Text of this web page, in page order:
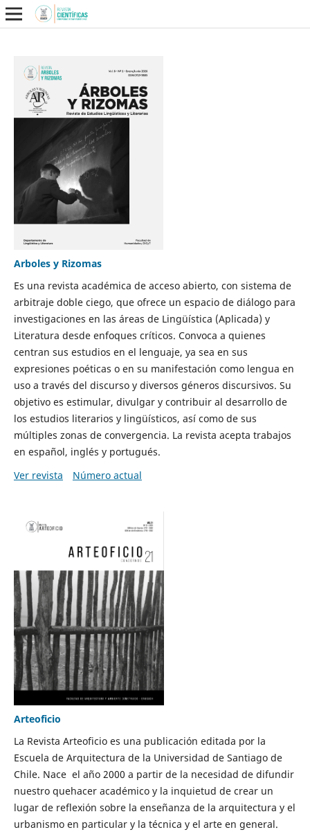
Arboles y Rizomas
Es una revista académica de acceso abierto, con sistema de
arbitraje doble ciego, que ofrece un espacio de diálogo para
investigaciones en las áreas de Lingüística (Aplicada) y
Literatura desde enfoques críticos. Convoca a quienes
centran sus estudios en el lenguaje, ya sea en sus
expresiones poéticas o en su manifestación como lengua en
uso a través del discurso y diversos géneros discursivos. Su
objetivo es estimular, divulgar y contribuir al desarrollo de
los estudios literarios y lingüísticos, así como de sus
múltiples zonas de convergencia. La revista acepta trabajos
en español, inglés y portugués.
Ver revista
Número actual
Arteoficio
La Revista Arteoficio es una publicación editada por la
Escuela de Arquitectura de la Universidad de Santiago de
Chile. Nace el año 2000 a partir de la necesidad de difundir
nuestro quehacer académico y la inquietud de crear un
lugar de reflexión sobre la enseñanza de la arquitectura y el
urbanismo en particular y la técnica y el arte en general.